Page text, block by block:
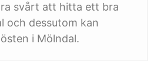
svårt att hitta ett bra
och dessutom kan
i Mölndal.